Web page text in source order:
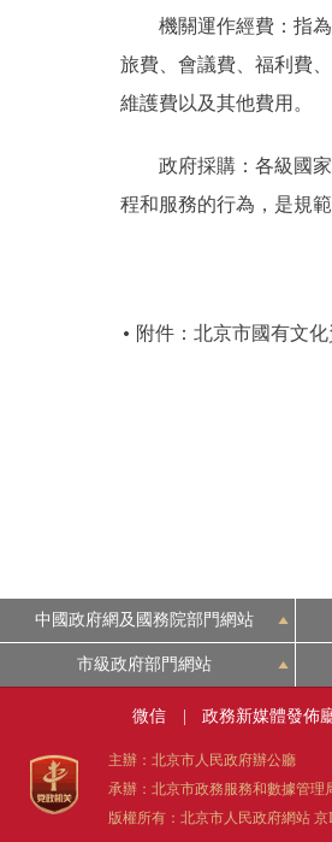
機關運作經費：指為
旅費、會議費、福利費
維護費以及其他費用。
政府採購：各級國家
程和服務的行為，是規
附件：北京市國有文
中國政府網及國務院部門網站
市級政府部門網站
微信 政務新媒體發佈
主辦：北京市人民政府辦公廳
承辦：北京市政務服務和數據管理
版權所有：北京市人民政府網站 京